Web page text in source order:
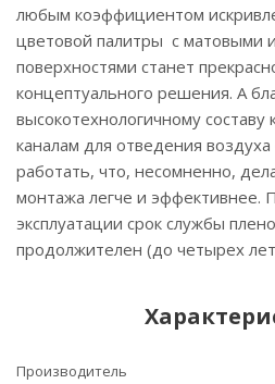
любым коэффициентом
цветовой палитры с матовыми
поверхностями станет
концептуального решения. А
высокотехнологичному составу
каналам для отведения воздуха
работать, что, несомненно,
монтажа легче и эффективнее.
эксплуатации срок службы
продолжителен (до четырех
Производитель